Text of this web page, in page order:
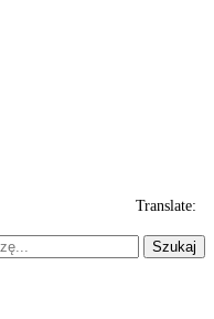
Translate:
Szukaj